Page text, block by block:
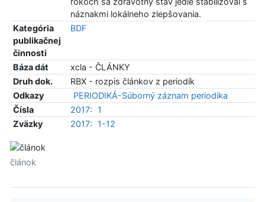
náznakmi lokálneho zlepšovania.
Kategória
publikačnej
činnosti
BDF
Báza dát
xcla - ČLÁNKY
Druh dok.
RBX - rozpis článkov z periodík
Odkazy
PERIODIKÁ-Súborný záznam periodika
Čísla
2017:
1
Zväzky
2017: 1-12
článok